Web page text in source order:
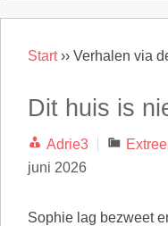
Start›› Verhalen via
Dit huis is
Adrie3
juni 2026
Sophie lag bezweet